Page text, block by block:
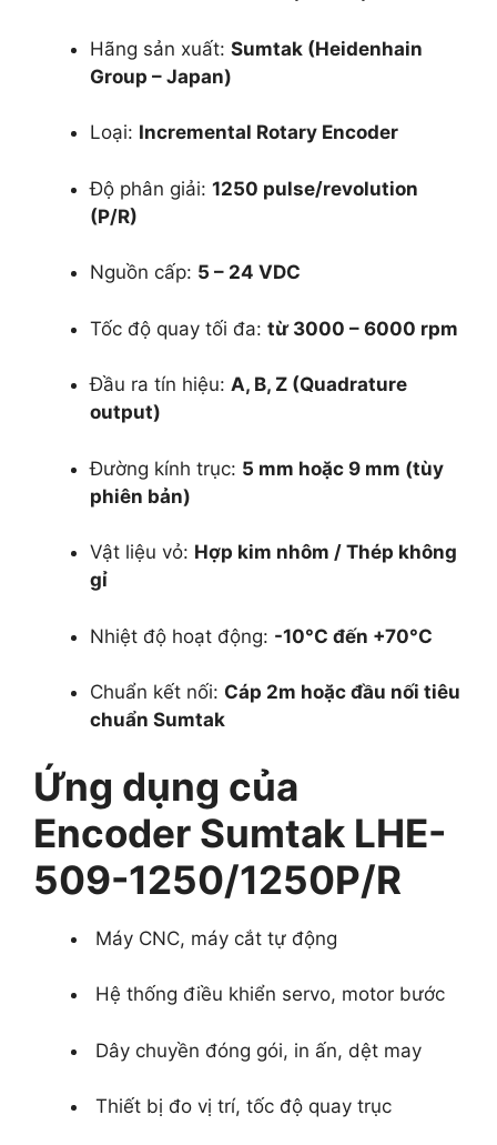
Hãng sản xuất: Sumtak (Heidenhain
Group – Japan)
Loại: Incremental Rotary Encoder
Độ phân giải: 1250 pulse/revolution
(P/R)
Nguồn cấp: 5 – 24 VDC
Tốc độ quay tối đa: từ 3000 – 6000 rpm
Đầu ra tín hiệu: A, B, Z (Quadrature
output)
Đường kính trục: 5 mm hoặc 9 mm (tùy
phiên bản)
Vật liệu vỏ: Hợp kim nhôm / Thép không
gỉ
Nhiệt độ hoạt động: -10°C đến +70°C
Chuẩn kết nối: Cáp 2m hoặc đầu nối tiêu
chuẩn Sumtak
Ứng dụng của
Encoder Sumtak LHE-
509-1250/1250P/R
Máy CNC, máy cắt tự động
Hệ thống điều khiển servo, motor bước
Dây chuyền đóng gói, in ấn, dệt may
Thiết bị đo vị trí, tốc độ quay trục